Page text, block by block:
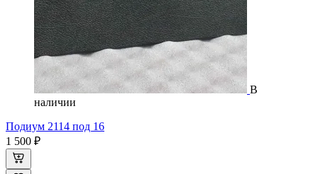
В
наличии
Подиум 2114 под 16
1 500 ₽